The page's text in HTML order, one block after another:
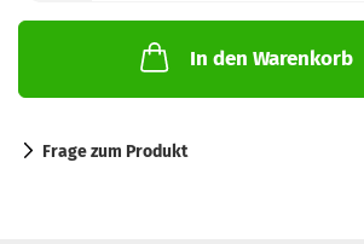
In den Warenkorb
Frage zum Produkt